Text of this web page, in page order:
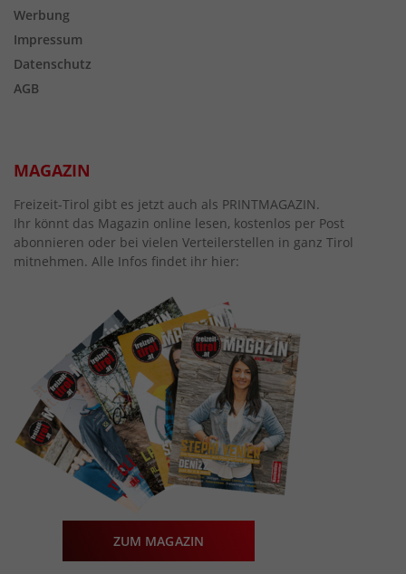
Werbung
Impressum
Datenschutz
AGB
MAGAZIN
Freizeit-Tirol gibt es jetzt auch als PRINTMAGAZIN.
Ihr könnt das Magazin online lesen, kostenlos per Post
abonnieren oder bei vielen Verteilerstellen in ganz Tirol
mitnehmen. Alle Infos findet ihr hier:
ZUM MAGAZIN